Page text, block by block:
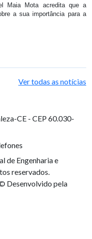
Maia Mota acredita que a
a sua importância para a
Ver todas as notícias
CE - CEP 60.030-
de Engenharia e
reservados.
Desenvolvido pela